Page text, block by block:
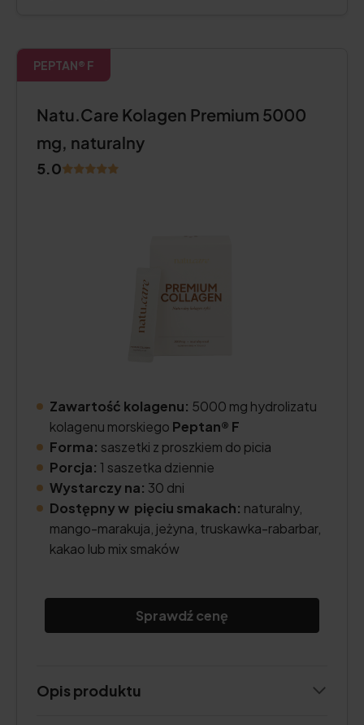
PEPTAN® F
Natu.Care Kolagen Premium 5000
mg, naturalny
5.0
Zawartość kolagenu: 5000 mg hydrolizatu
kolagenu morskiego Peptan® F
Forma: saszetki z proszkiem do picia
Porcja: 1 saszetka dziennie
Wystarczy na: 30 dni
Dostępny w pięciu smakach: naturalny,
mango-marakuja, jeżyna, truskawka-rabarbar,
kakao lub mix smaków
Sprawdź cenę
Opis produktu